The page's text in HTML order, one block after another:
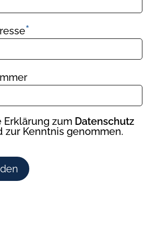
*
Erklärung zum Datenschutz
zur Kenntnis genommen.